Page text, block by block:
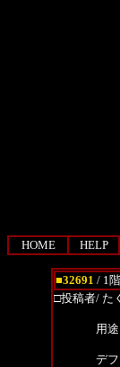
HOME HELP
■32691 / 1
□投稿者/ た
用
デ